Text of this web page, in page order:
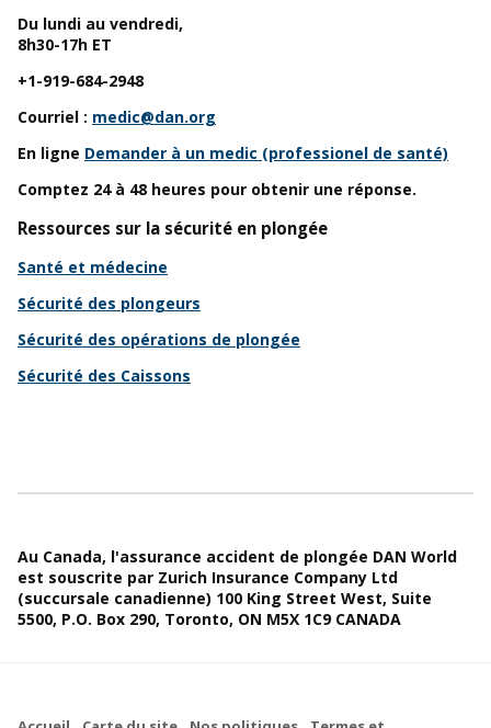
Du lundi au vendredi,
8h30-17h ET
+1-919-684-2948
Courriel : medic@dan.org
En ligne Demander à un medic (professionel de santé)
Comptez 24 à 48 heures pour obtenir une réponse.
Ressources sur la sécurité en plongée
Santé et médecine
Sécurité des plongeurs
Sécurité des opérations de plongée
Sécurité des Caissons
Au Canada, l'assurance accident de plongée DAN World
est souscrite par Zurich Insurance Company Ltd
(succursale canadienne) 100 King Street West, Suite
5500, P.O. Box 290, Toronto, ON M5X 1C9 CANADA